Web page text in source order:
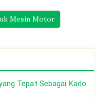
Mesin Motor
Tepat Sebagai Kado